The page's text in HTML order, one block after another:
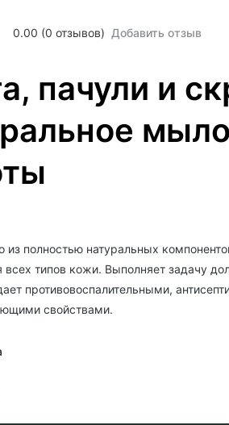
0.00 (0 отзывов) Добавить отзыв
пачули и
из полностью натуральных
всех типов кожи. Выполняет задачу
противовоспалительными,
свойствами.